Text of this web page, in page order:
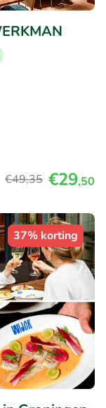
€49,35 €29,50
37% korting